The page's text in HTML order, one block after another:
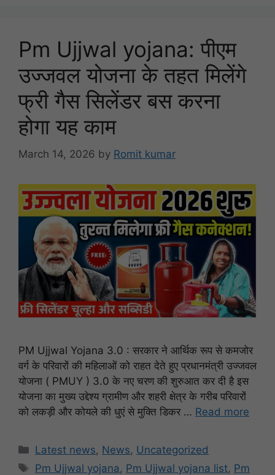
Pm Ujjwal yojana: पीएम
उज्जवल योजना के तहत मिलेंगे
फ्री गैस सिलेंडर बस करना
होगा यह काम
March 14, 2026 by Romit kumar
PM Ujjwal Yojana 3.0 : सरकार ने आर्थिक रूप से कमजोर
वर्ग के परिवारों की महिलाओं को राहत देते हुए प्रधानमंत्री उज्जवल
योजना ( PMUY ) 3.0 के नए चरण की शुरुआत कर दी है इस
योजना का मुख्य उद्देश्य ग्रामीण और शहरी क्षेत्र के गरीब परिवारों
को लकड़ी और कोयले की धुएं से मुक्ति डिकर … Read more
Categories
Latest news, News, Uncategorized
Tags
Pm Ujjwal yojana, Pm Ujjwal yojana list, Pm